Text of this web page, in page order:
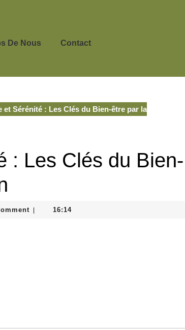
De Nous Contact
et Sérénité : Les Clés du Bien-être par la
: Les Clés du Bien-
16:14